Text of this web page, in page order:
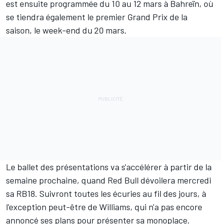
est ensuite programmée du 10 au 12 mars à Bahreïn, où
se tiendra également le premier Grand Prix de la
saison, le week-end du 20 mars.
Le ballet des présentations va s'accélérer à partir de la
semaine prochaine, quand Red Bull dévoilera mercredi
sa RB18. Suivront toutes les écuries au fil des jours, à
l'exception peut-être de Williams, qui n'a pas encore
annoncé ses plans pour présenter sa monoplace.